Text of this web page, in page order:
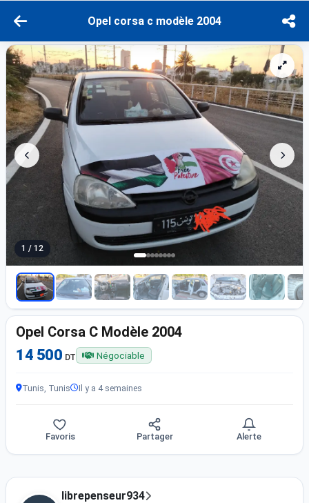
Opel corsa c modèle 2004
1 / 12
Opel Corsa C Modèle 2004
14 500 DT Négociable
Tunis, Tunis Il y a 4 semaines
Favoris Partager Alerte
librepenseur934